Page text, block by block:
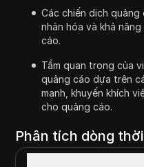
Các chiến dịch quảng
nhân hóa và khả
cáo.
Tầm quan trọng của
quảng cáo dựa trên
mạnh, khuyến khích
cho quảng cáo.
Phân tích dòng